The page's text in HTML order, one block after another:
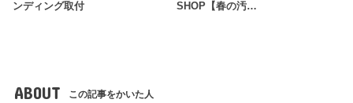
ンディング取付
SHOP【春の汚…
ABOUT この記事をかいた人